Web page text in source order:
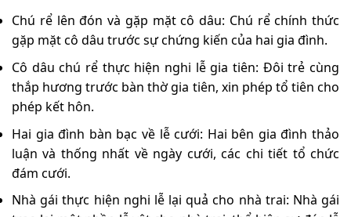
Chú rể lên đón và gặp mặt cô dâu: Chú rể chính thức
gặp mặt cô dâu trước sự chứng kiến của hai gia đình.
Cô dâu chú rể thực hiện nghi lễ gia tiên: Đôi trẻ cùng
thắp hương trước bàn thờ gia tiên, xin phép tổ tiên cho
phép kết hôn.
Hai gia đình bàn bạc về lễ cưới: Hai bên gia đình thảo
luận và thống nhất về ngày cưới, các chi tiết tổ chức
đám cưới.
Nhà gái thực hiện nghi lễ lại quả cho nhà trai: Nhà gái